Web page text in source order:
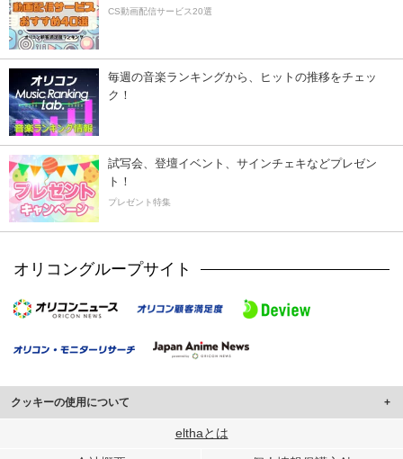
CS動画配信サービス20選
毎週の音楽ランキングから、ヒットの推移をチェッ
ク！
試写会、登壇イベント、サインチェキなどプレゼン
ト！
プレゼント特集
オリコングループサイト
クッキーの使用について
このサイトでは Cookie を使用して、ユーザーに合わせたコンテンツや広告の
elthaとは